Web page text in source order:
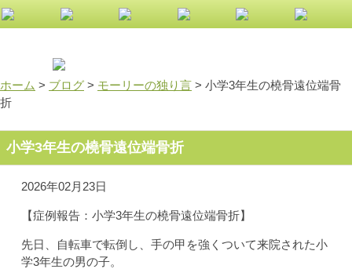
お身体の不調は小倉南区大きな森の鍼灸整骨院へ！
ホーム > ブログ > モーリーの独り言 > 小学3年生の橈骨遠位端骨
折
小学3年生の橈骨遠位端骨折
2026年02月23日
【症例報告：小学3年生の橈骨遠位端骨折】
先日、自転車で転倒し、手の甲を強くついて来院された小
学3年生の男の子。